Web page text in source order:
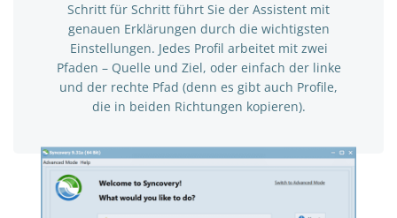
Schritt für Schritt führt Sie der Assistent mit
genauen Erklärungen durch die wichtigsten
Einstellungen. Jedes Profil arbeitet mit zwei
Pfaden – Quelle und Ziel, oder einfach der linke
und der rechte Pfad (denn es gibt auch Profile,
die in beiden Richtungen kopieren).